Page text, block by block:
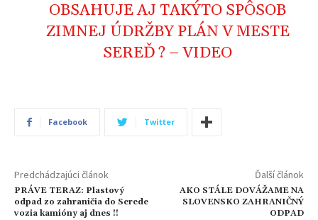
OBSAHUJE AJ TAKÝTO SPÔSOB
ZIMNEJ ÚDRŽBY PLÁN V MESTE
SEREĎ ? – VIDEO
Facebook Twitter
Predchádzajúci článok
PRÁVE TERAZ: Plastový
odpad zo zahraničia do Serede
vozia kamióny aj dnes !!
Ďalší článok
AKO STÁLE DOVÁŽAME NA
SLOVENSKO ZAHRANIČNÝ
ODPAD